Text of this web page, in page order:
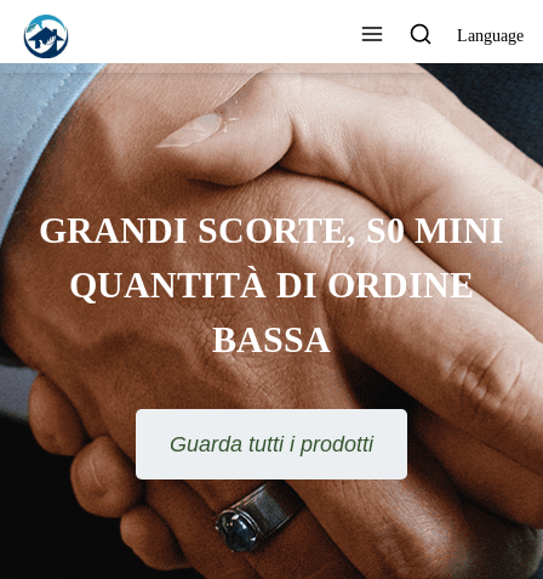
Language
GRANDI SCORTE, S0 MINI
QUANTITÀ DI ORDINE
BASSA
Guarda tutti i prodotti